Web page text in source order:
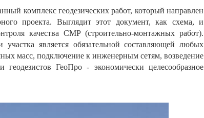
комплекс геодезических работ, который направлен
проекта. Выглядит этот документ, как схема, и
качества СМР (строительно-монтажных работ).
является обязательной составляющей любых
масс, подключение к инженерным сетям, возведение
геодезистов ГеоПро - экономически целесообразное